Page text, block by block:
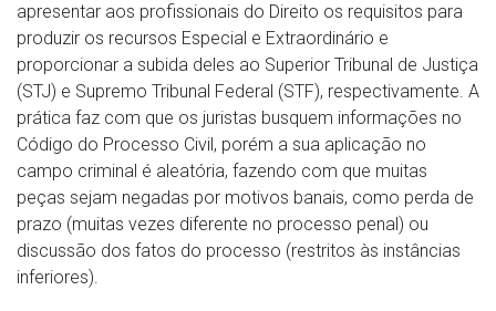
apresentar aos profissionais do Direito os requisitos para
produzir os recursos Especial e Extraordinário e
proporcionar a subida deles ao Superior Tribunal de Justiça
(STJ) e Supremo Tribunal Federal (STF), respectivamente. A
prática faz com que os juristas busquem informações no
Código do Processo Civil, porém a sua aplicação no
campo criminal é aleatória, fazendo com que muitas
peças sejam negadas por motivos banais, como perda de
prazo (muitas vezes diferente no processo penal) ou
discussão dos fatos do processo (restritos às instâncias
inferiores).